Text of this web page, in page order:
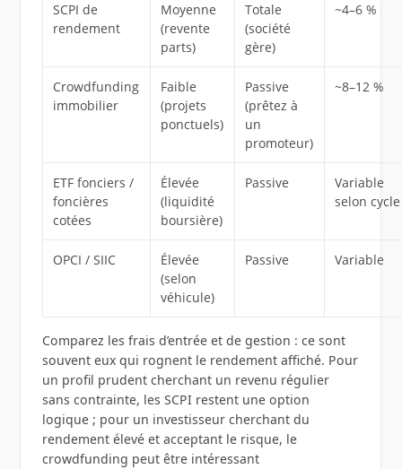
SCPI de
rendement
Moyenne
(revente
parts)
Totale
(société
gère)
~4–6 %
Crowdfunding
immobilier
Faible
(projets
ponctuels)
Passive
(prêtez à
un
promoteur)
~8–12 %
ETF fonciers /
foncières
cotées
Élevée
(liquidité
boursière)
Passive
Variable
selon cycle
OPCI / SIIC
Élevée
(selon
véhicule)
Passive Variable
Comparez les frais d’entrée et de gestion : ce sont
souvent eux qui rognent le rendement affiché. Pour
un profil prudent cherchant un revenu régulier
sans contrainte, les SCPI restent une option
logique ; pour un investisseur cherchant du
rendement élevé et acceptant le risque, le
crowdfunding peut être intéressant